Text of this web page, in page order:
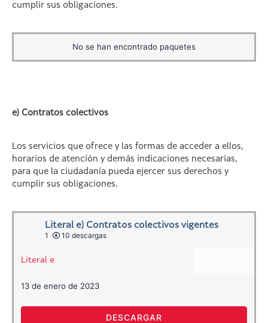
cumplir sus obligaciones.
No se han encontrado paquetes
e) Contratos colectivos
Los servicios que ofrece y las formas de acceder a ellos,
horarios de atención y demás indicaciones necesarias,
para que la ciudadanía pueda ejercer sus derechos y
cumplir sus obligaciones.
Literal e) Contratos colectivos vigentes
1
10 descargas
Literal e
13 de enero de 2023
DESCARGAR